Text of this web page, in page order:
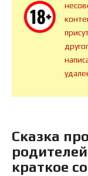
Сказка
краткое